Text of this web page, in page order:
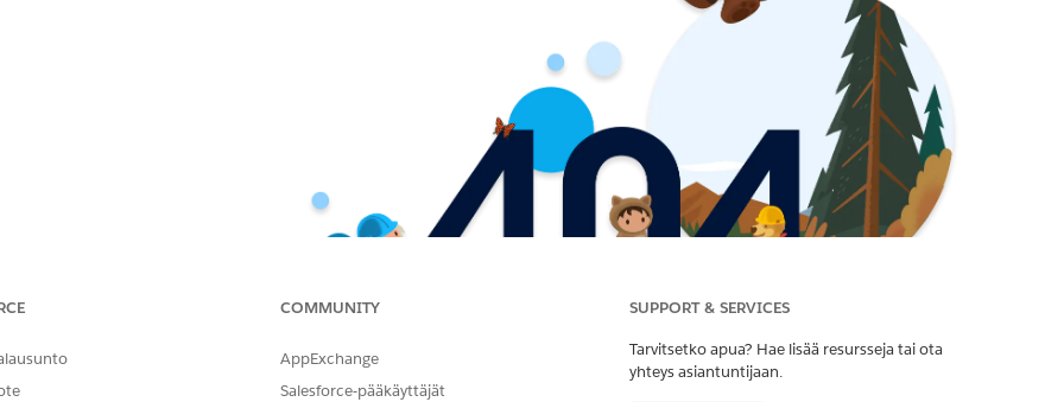
COMMUNITY
AppExchange
Salesforce-pääkäyttäjät
SUPPORT & SERVICES
Tarvitsetko apua? Hae lisää resursseja tai ota
yhteys asiantuntijaan.